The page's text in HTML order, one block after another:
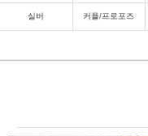
실버 커플/프로포즈